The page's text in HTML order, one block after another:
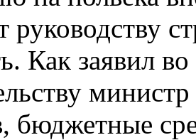
руководству
Как заявил
бюджетные